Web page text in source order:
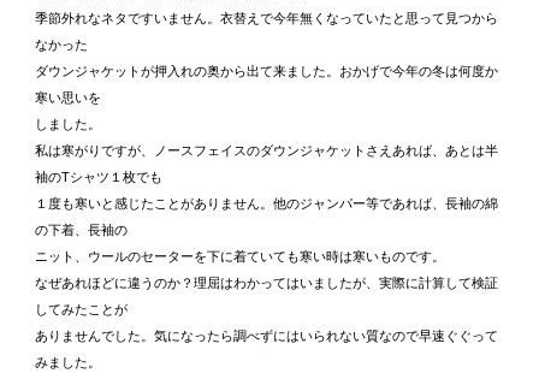
季節外れなネタですいません。衣替えで今年無くなっていたと思って見つから
なかった
ダウンジャケットが押入れの奥から出て来ました。おかげで今年の冬は何度か
寒い思いを
しました。
私は寒がりですが、ノースフェイスのダウンジャケットさえあれば、あとは半
袖のTシャツ１枚でも
１度も寒いと感じたことがありません。他のジャンパー等であれば、長袖の綿
の下着、長袖の
ニット、ウールのセーターを下に着ていても寒い時は寒いものです。
なぜあれほどに違うのか？理屈はわかってはいましたが、実際に計算して検証
してみたことが
ありませんでした。気になったら調べずにはいられない質なので早速ぐぐって
みました。